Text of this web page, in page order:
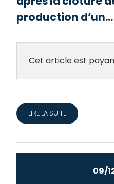
production d’un...
Cet article est
LIRE LA SUITE
09/